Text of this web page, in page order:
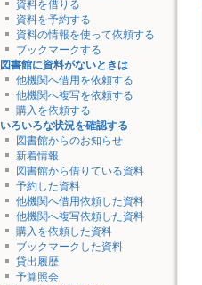
資料を借りる
資料を予約する
資料の情報を使って依頼する
ブックマークする
図書館に資料がないときは
他機関へ借用を依頼する
他機関へ複写を依頼する
購入を依頼する
いろいろな状況を確認する
図書館からのお知らせ
新着情報
図書館から借りている資料
予約した資料
他機関へ借用依頼した資料
他機関へ複写依頼した資料
購入を依頼した資料
ブックマークした資料
貸出履歴
予算照会